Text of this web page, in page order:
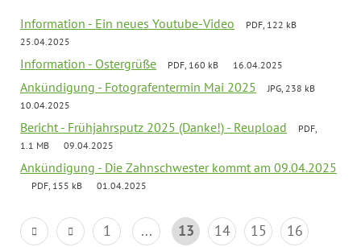
Information - Ein neues Youtube-Video
PDF, 122 kB
25.04.2025
Information - Ostergrüße PDF, 160 kB 16.04.2025
Ankündigung - Fotografentermin Mai 2025
JPG, 238 kB
10.04.2025
Bericht - Frühjahrsputz 2025 (Danke!) - Reupload
PDF,
1.1 MB
09.04.2025
Ankündigung - Die Zahnschwester kommt am 09.04.2025
PDF, 155 kB 01.04.2025
1 ... 13 14 15
16